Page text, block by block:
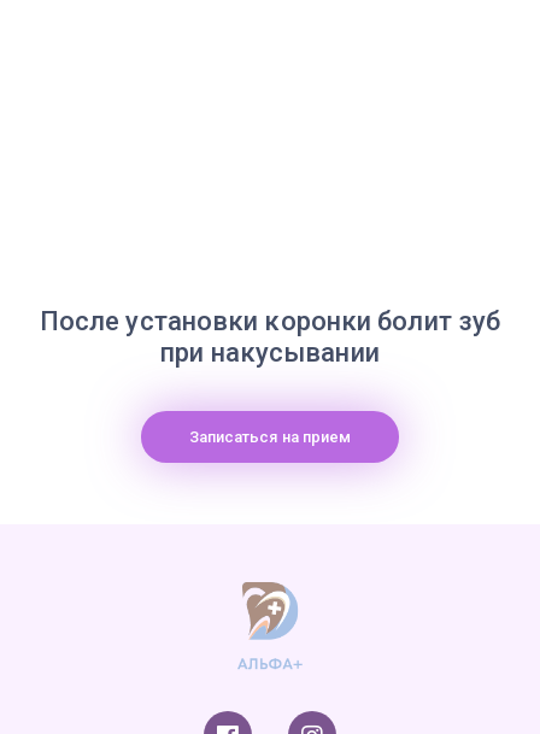
После установки коронки болит зуб
при накусывании
Записаться на прием